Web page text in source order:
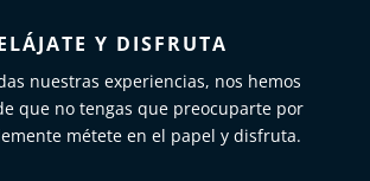
Y DISFRUTA
nuestras experiencias, nos hemos
que no tengas que preocuparte por
métete en el papel y disfruta.